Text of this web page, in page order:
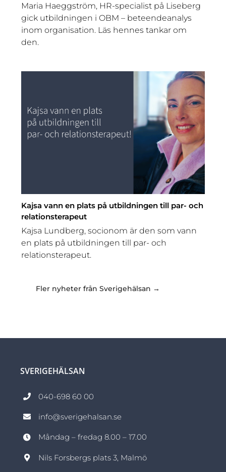
Maria Haeggström, HR-specialist på Liseberg
gick utbildningen i OBM – beteendeanalys
inom organisation. Läs hennes tankar om
den.
Kajsa vann en plats på utbildningen till par- och
relationsterapeut
Kajsa Lundberg, socionom är den som vann
en plats på utbildningen till par- och
relationsterapeut.
Fler nyheter från Sverigehälsan →
SVERIGEHÄLSAN
040-698 60 00
info@sverigehalsan.se
Måndag – fredag 8.00 – 17.00
Nils Forsbergs plats 3, Malmö